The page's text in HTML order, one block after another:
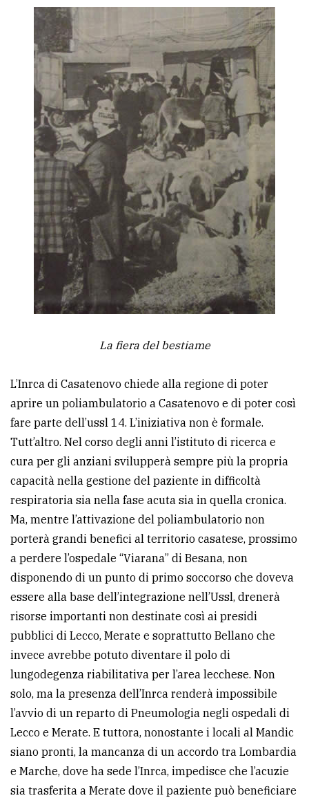
La fiera del bestiame
L’Inrca di Casatenovo chiede alla regione di poter
aprire un poliambulatorio a Casatenovo e di poter così
fare parte dell’ussl 14. L’iniziativa non è formale.
Tutt’altro. Nel corso degli anni l’istituto di ricerca e
cura per gli anziani svilupperà sempre più la propria
capacità nella gestione del paziente in difficoltà
respiratoria sia nella fase acuta sia in quella cronica.
Ma, mentre l’attivazione del poliambulatorio non
porterà grandi benefici al territorio casatese, prossimo
a perdere l’ospedale “Viarana” di Besana, non
disponendo di un punto di primo soccorso che doveva
essere alla base dell’integrazione nell’Ussl, drenerà
risorse importanti non destinate così ai presidi
pubblici di Lecco, Merate e soprattutto Bellano che
invece avrebbe potuto diventare il polo di
lungodegenza riabilitativa per l’area lecchese. Non
solo, ma la presenza dell’Inrca renderà impossibile
l’avvio di un reparto di Pneumologia negli ospedali di
Lecco e Merate. E tuttora, nonostante i locali al Mandic
siano pronti, la mancanza di un accordo tra Lombardia
e Marche, dove ha sede l’Inrca, impedisce che l’acuzie
sia trasferita a Merate dove il paziente può beneficiare